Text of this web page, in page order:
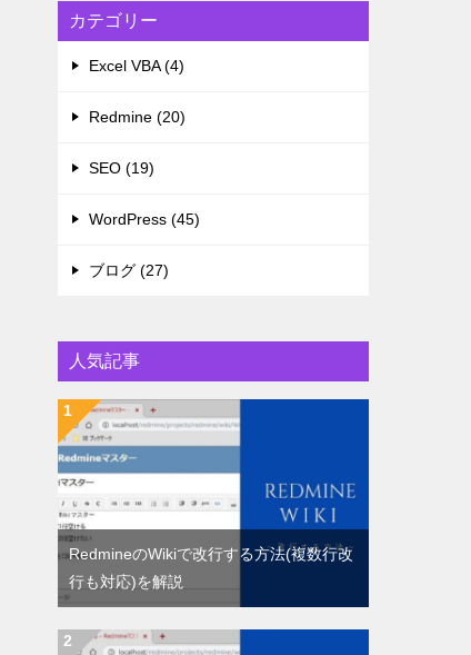
カテゴリー
Excel VBA (4)
Redmine (20)
SEO (19)
WordPress (45)
ブログ (27)
人気記事
RedmineのWikiで改行する方法(複数行改
行も対応)を解説